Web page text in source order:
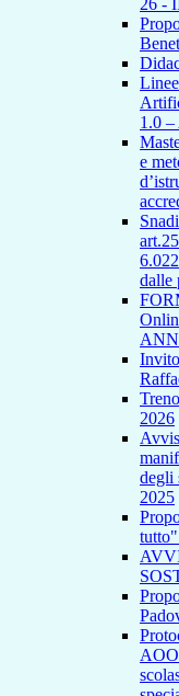
26 -
1.0
e
dalle
2026
degli
2025